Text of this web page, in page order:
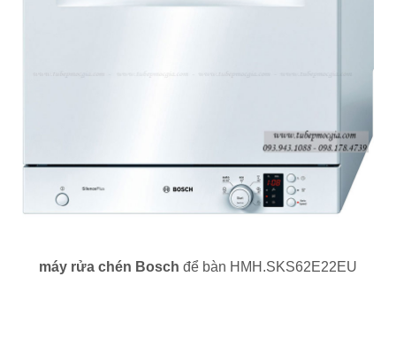
máy rửa chén Bosch để bàn HMH.SKS62E22EU